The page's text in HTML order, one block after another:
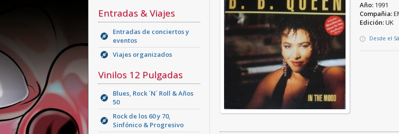
Entradas & Viajes
Entradas de conciertos y
eventos
Viajes organizados
Vinilos 12 Pulgadas
Blues, Rock ´N´ Roll & Años
50
Rock de los 60 y 70,
Sinfónico & Progresivo
Año: 1991
Compañia:
Edición:UK
Desde el